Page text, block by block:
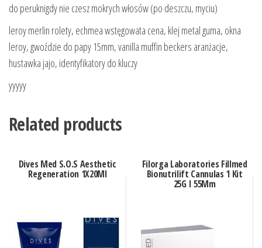
do peruknigdy nie czesz mokrych włosów (po deszczu, myciu)
leroy merlin rolety, echmea wstęgowata cena, klej metal guma, okna
leroy, gwoździe do papy 15mm, vanilla muffin beckers aranżacje,
hustawka jajo, identyfikatory do kluczy
yyyyy
Related products
Dives Med S.O.S Aesthetic
Regeneration 1X20Ml
Filorga Laboratories Fillmed
Bionutrilift Cannulas 1 Kit
25G I 55Mm